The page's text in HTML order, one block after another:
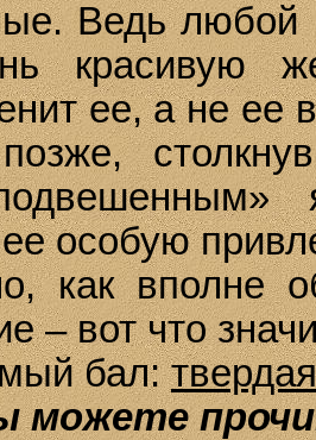
Ведь
красивую
ее, а не ее
позже,
особую
как вполне
– вот что
бал:твердая
можете